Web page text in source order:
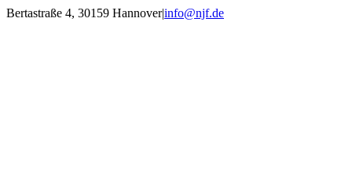
Zum
Bertastraße 4, 30159 Hannover|info@njf.de